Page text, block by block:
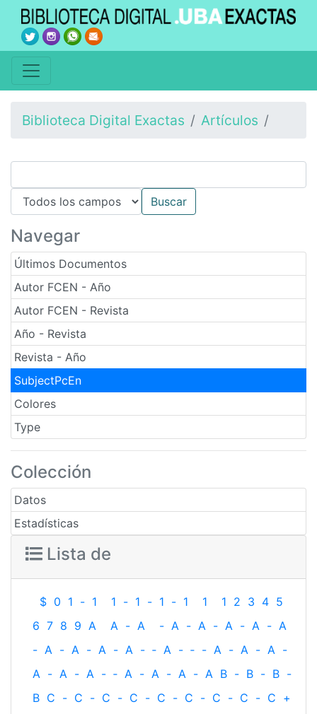
Biblioteca Digital Exactas Artículos
Navegar
Últimos Documentos
Autor FCEN - Año
Autor FCEN - Revista
Año - Revista
Revista - Año
SubjectPcEn
Colores
Type
Colección
Datos
Estadísticas
Lista de
$ 0 1 - 1 1 - 1 - 1 - 1 1 1 2 3 4 5
6 7 8 9 A A - A - A - A - A - A - A
- A - A - A - A - ‐ A - ‐ - A - A - A -
A - A - A - ‐ A - A - A - A B - B - B -
B C - C - C - C - C - C - C - C - C +